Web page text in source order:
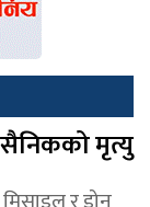
मृत्यु